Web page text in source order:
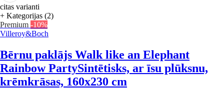
citas varianti
+ Kategorijas (2)
Premium -10%
Villeroy&Boch
Bērnu paklājs Walk like an Elephant
Rainbow PartySintētisks, ar īsu plūksnu,
krēmkrāsas, 160x230 cm